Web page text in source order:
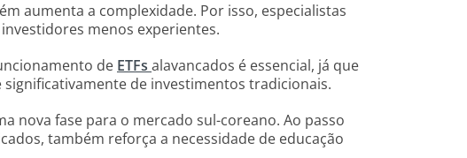
aumenta a complexidade. Por isso, especialistas
menos experientes.
de ETFs alavancados é essencial, já que
de investimentos tradicionais.
nova fase para o mercado sul-coreano. Ao passo
também reforça a necessidade de educação